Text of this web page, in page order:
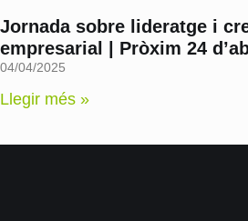
Jornada sobre lideratge i
empresarial | Pròxim 24
04/04/2025
Llegir més »